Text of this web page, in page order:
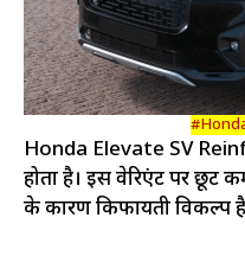
Honda Elevate SV
होता है। इस वेरिएंट पर छूट
के कारण किफायती विकल्प